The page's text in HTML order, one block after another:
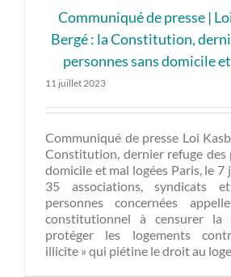
Communiqué de presse |
Bergé : la Constitution,
personnes sans domicile
11 juillet 2023
Communiqué de presse Loi
Constitution, dernier refuge des
domicile et mal logées Paris, le
35 associations, syndicats
personnes concernées
constitutionnel à censurer
protéger les logements
illicite » qui piétine le droit au